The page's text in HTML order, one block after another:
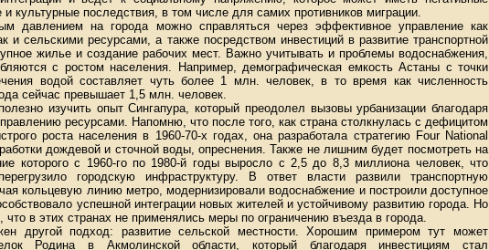
и культурные последствия, в том числе для самих противников миграции.
давлением на города можно справляться через эффективное управление как
и сельскими ресурсами, а также посредством инвестиций в развитие транспортной
жилье и создание рабочих мест. Важно учитывать и проблемы водоснабжения,
с ростом населения. Например, демографическая емкость Астаны с точки
водой составляет чуть более 1 млн. человек, в то время как численность
сейчас превышает 1,5 млн. человек.
изучить опыт Сингапура, который преодолел вызовы урбанизации благодаря
ресурсами. Напомню, что после того, как страна столкнулась с дефицитом
роста населения в 1960-70-х годах, она разработала стратегию Four National
дождевой и сточной воды, опреснения. Также не лишним будет посмотреть на
которого с 1960-го по 1980-й годы выросло с 2,5 до 8,3 миллиона человек, что
городскую инфраструктуру. В ответ власти развили транспортную
кольцевую линию метро, модернизировали водоснабжение и построили доступное
успешной интеграции новых жителей и устойчивому развитию города. Но
что в этих странах не применялись меры по ограничению въезда в города.
другой подход: развитие сельской местности. Хорошим примером тут может
Родина в Акмолинской области, который благодаря инвестициям стал